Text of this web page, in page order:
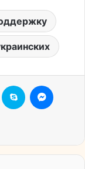
Одноклассники
Skype
Печатать